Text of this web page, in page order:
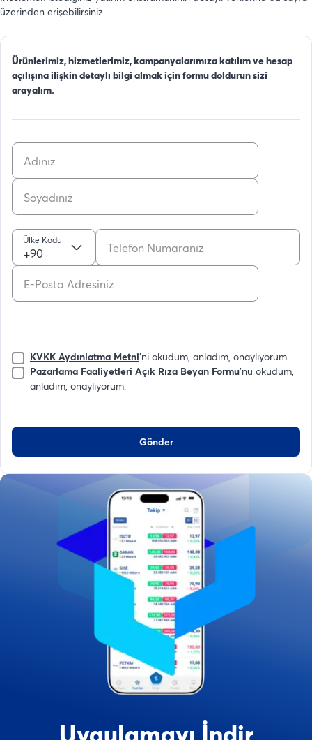
üzerinden erişebilirsiniz.
Ürünlerimiz, hizmetlerimiz, kampanyalarımıza katılım ve hesap
açılışına ilişkin detaylı bilgi almak için formu doldurun sizi
arayalım.
Ülke Kodu
+90
KVKK Aydınlatma Metni'ni okudum, anladım, onaylıyorum.
Pazarlama Faaliyetleri Açık Rıza Beyan Formu'nu okudum,
anladım, onaylıyorum.
Gönder